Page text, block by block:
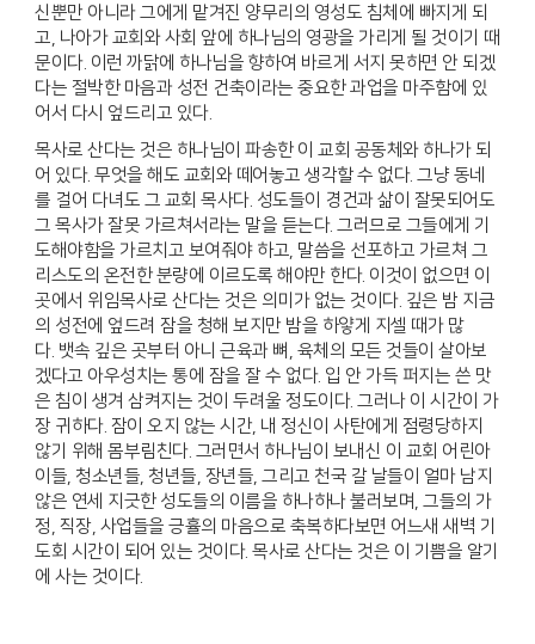
신뿐만 아니라 그에게 맡겨진 양무리의 영성도 침체에 빠지게 되
고, 나아가 교회와 사회 앞에 하나님의 영광을 가리게 될 것이기 때
문이다. 이런 까닭에 하나님을 향하여 바르게 서지 못하면 안 되겠
다는 절박한 마음과 성전 건축이라는 중요한 과업을 마주함에 있
어서 다시 엎드리고 있다.
목사로 산다는 것은 하나님이 파송한 이 교회 공동체와 하나가 되
어 있다. 무엇을 해도 교회와 떼어놓고 생각할 수 없다. 그냥 동네
를 걸어 다녀도 그 교회 목사다. 성도들이 경건과 삶이 잘못되어도
그 목사가 잘못 가르쳐서라는 말을 듣는다. 그러므로 그들에게 기
도해야함을 가르치고 보여줘야 하고, 말씀을 선포하고 가르쳐 그
리스도의 온전한 분량에 이르도록 해야만 한다. 이것이 없으면 이
곳에서 위임목사로 산다는 것은 의미가 없는 것이다. 깊은 밤 지금
의 성전에 엎드려 잠을 청해 보지만 밤을 하얗게 지셀 때가 많
다. 뱃속 깊은 곳부터 아니 근육과 뼈, 육체의 모든 것들이 살아보
겠다고 아우성치는 통에 잠을 잘 수 없다. 입 안 가득 퍼지는 쓴 맛
은 침이 생겨 삼켜지는 것이 두려울 정도이다. 그러나 이 시간이 가
장 귀하다. 잠이 오지 않는 시간, 내 정신이 사탄에게 점령당하지
않기 위해 몸부림친다. 그러면서 하나님이 보내신 이 교회 어린아
이들, 청소년들, 청년들, 장년들, 그리고 천국 갈 날들이 얼마 남지
않은 연세 지긋한 성도들의 이름을 하나하나 불러보며, 그들의 가
정, 직장, 사업들을 긍휼의 마음으로 축복하다보면 어느새 새벽 기
도회 시간이 되어 있는 것이다. 목사로 산다는 것은 이 기쁨을 알기
에 사는 것이다.